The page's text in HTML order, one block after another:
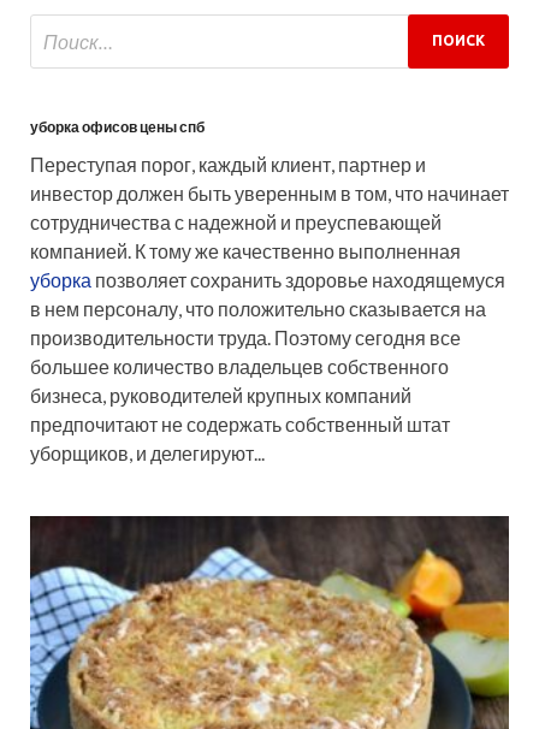
уборка офисов цены спб
Переступая порог, каждый клиент, партнер и
инвестор должен быть уверенным в том, что начинает
сотрудничества с надежной и преуспевающей
компанией. К тому же качественно выполненная
уборка позволяет сохранить здоровье находящемуся
в нем персоналу, что положительно сказывается на
производительности труда. Поэтому сегодня все
большее количество владельцев собственного
бизнеса, руководителей крупных компаний
предпочитают не содержать собственный штат
уборщиков, и делегируют...